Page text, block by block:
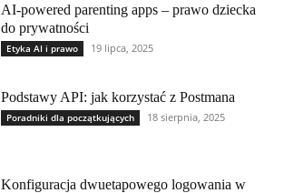
AI-powered parenting apps – prawo dziecka
do prywatności
Etyka AI i prawo 19 lipca, 2025
Podstawy API: jak korzystać z Postmana
Poradniki dla początkujących 18 sierpnia, 2025
Konfiguracja dwuetapowego logowania w